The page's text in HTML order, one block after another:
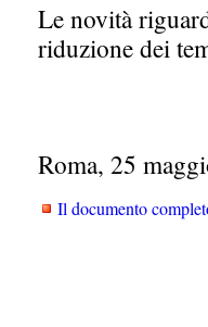
Le novità
riduzione dei
Roma, 25
Il documento